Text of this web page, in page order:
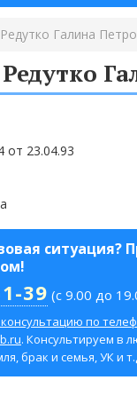
Галина
от 23.04.93
ситуация?
39 (с 9.00 до
по
. Консультируем в
брак и семья, УК и